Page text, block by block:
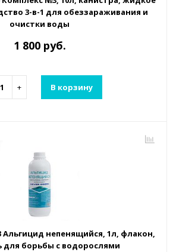
3-в-1 для обеззараживания и
очистки воды
1 800 руб.
+ В корзину
Альгицид непенящийся, 1л, флакон,
для борьбы с водорослями